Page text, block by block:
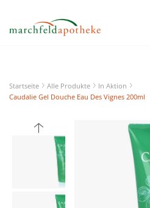
Startseite Alle Produkte
In Aktion
Caudalie Gel Douche Eau Des Vignes 200ml